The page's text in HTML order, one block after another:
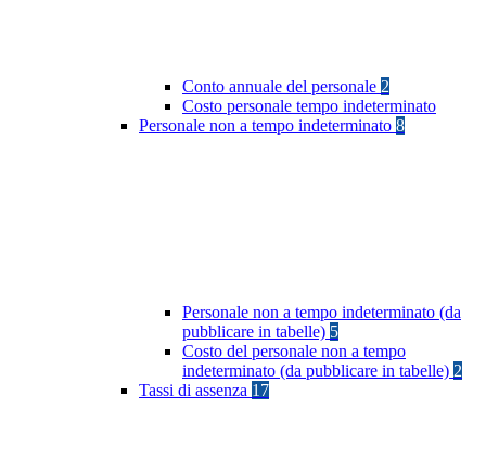
Conto annuale del personale 2
Costo personale tempo indeterminato
Personale non a tempo indeterminato 8
Personale non a tempo indeterminato (da
pubblicare in tabelle) 5
Costo del personale non a tempo
indeterminato (da pubblicare in tabelle) 2
Tassi di assenza 17